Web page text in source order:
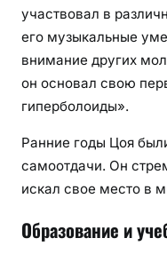
участвовал в
его музыкальные
внимание других
он основал свою
гиперболоиды».
Ранние годы Цоя
самоотдачи. Он
искал свое место в
Образование и